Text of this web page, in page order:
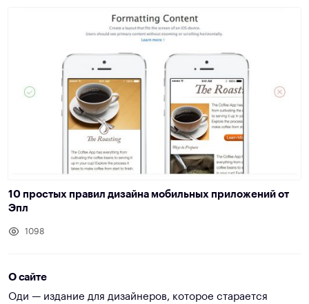
10 простых правил дизайна мобильных приложений от
Эпл
1098
О сайте
Оди — издание для дизайнеров, которое старается